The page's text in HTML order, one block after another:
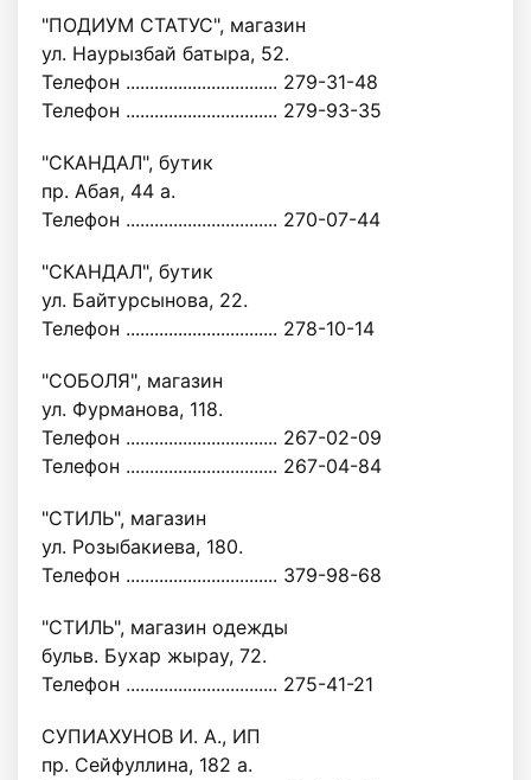
"ПОДИУМ СТАТУС", магазин
ул. Наурызбай батыра, 52.
Телефон ................................ 279-31-48
Телефон ................................ 279-93-35
"СКАНДАЛ", бутик
пр. Абая, 44 а.
Телефон ................................ 270-07-44
"СКАНДАЛ", бутик
ул. Байтурсынова, 22.
Телефон ................................ 278-10-14
"СОБОЛЯ", магазин
ул. Фурманова, 118.
Телефон ................................ 267-02-09
Телефон ................................ 267-04-84
"СТИЛЬ", магазин
ул. Розыбакиева, 180.
Телефон ................................ 379-98-68
"СТИЛЬ", магазин одежды
бульв. Бухар жырау, 72.
Телефон ................................ 275-41-21
СУПИАХУНОВ И. А., ИП
пр. Сейфуллина, 182 а.